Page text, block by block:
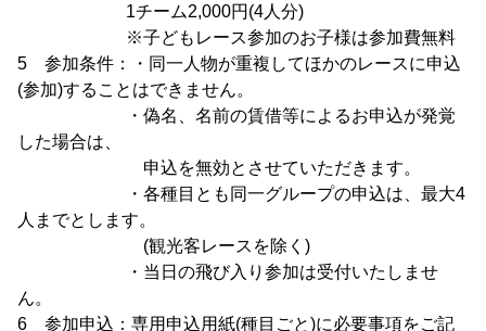
1チーム2,000円(4人分)
※子どもレース参加のお子様は参加費無料
5 参加条件：・同一人物が重複してほかのレースに申込
(参加)することはできません。
・偽名、名前の賃借等によるお申込が発覚
した場合は、
申込を無効とさせていただきます。
・各種目とも同一グループの申込は、最大4
人までとします。
(観光客レースを除く)
・当日の飛び入り参加は受付いたしませ
ん。
6 参加申込：専用申込用紙(種目ごと)に必要事項をご記